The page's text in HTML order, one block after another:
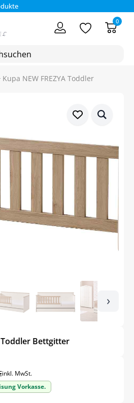
Sie auf Rechnung (30 Tage)
0
Kupa NEW FREZYA Toddler
›
Toddler Bettgitter
inkl. MwSt.
Vorkasse.